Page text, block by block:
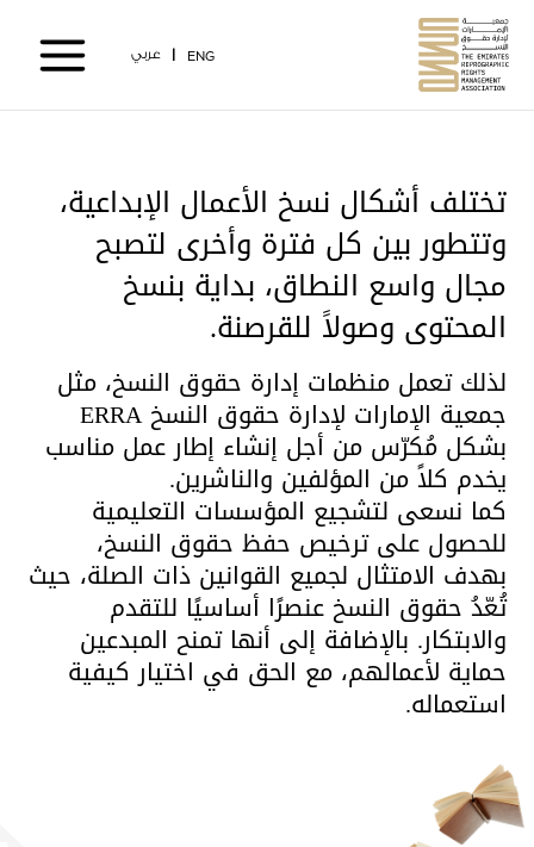
المحتوى
عربي ENG
تختلف أشكال نسخ الأعمال الإبداعية،
وتتطور بين كل فترة وأخرى لتصبح
مجال واسع النطاق، بداية بنسخ
المحتوى وصولاً للقرصنة.
لذلك تعمل منظمات إدارة حقوق النسخ، مثل
جمعية الإمارات لإدارة حقوق النسخ ERRA
بشكل مُكرّس من أجل إنشاء إطار عمل مناسب
يخدم كلاً من المؤلفين والناشرين.
كما نسعى لتشجيع المؤسسات التعليمية
للحصول على ترخيص حفظ حقوق النسخ،
بهدف الامتثال لجميع القوانين ذات الصلة، حيث
تُعّدُ حقوق النسخ عنصرًا أساسيًا للتقدم
والابتكار. بالإضافة إلى أنها تمنح المبدعين
حماية لأعمالهم، مع الحق في اختيار كيفية
استعماله.